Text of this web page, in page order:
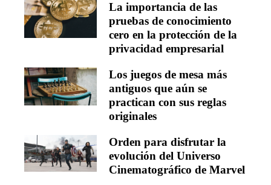
La importancia de las
pruebas de conocimiento
cero en la protección de la
privacidad empresarial
Los juegos de mesa más
antiguos que aún se
practican con sus reglas
originales
Orden para disfrutar la
evolución del Universo
Cinematográfico de Marvel